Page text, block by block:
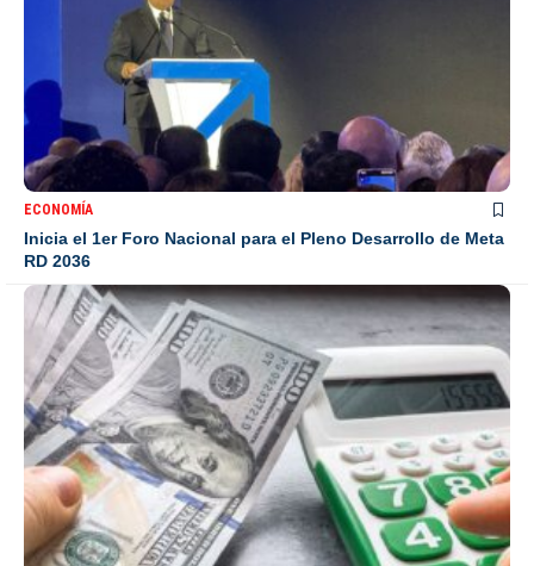
ECONOMÍA
Inicia el 1er Foro Nacional para el Pleno Desarrollo de Meta
RD 2036